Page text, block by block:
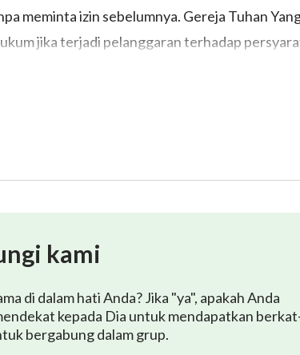
meminta izin sebelumnya. Gereja Tuhan
jika terjadi pelanggaran terhadap
untuk menyebarkan video kepada publik.
kami
di dalam hati Anda? Jika "ya", apakah Anda
kepada Dia untuk mendapatkan
bergabung dalam grup.